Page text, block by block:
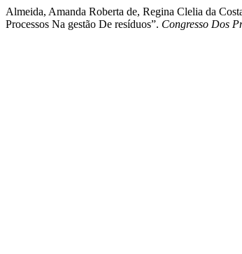
Almeida, Amanda Roberta de, Regina Clelia da
Processos Na gestão De resíduos”. Congresso Dos